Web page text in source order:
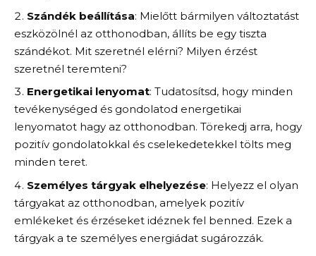
Szándék beállítása: Mielőtt bármilyen változtatást
eszközölnél az otthonodban, állíts be egy tiszta
szándékot. Mit szeretnél elérni? Milyen érzést
szeretnél teremteni?
Energetikai lenyomat: Tudatosítsd, hogy minden
tevékenységed és gondolatod energetikai
lenyomatot hagy az otthonodban. Törekedj arra, hogy
pozitív gondolatokkal és cselekedetekkel tölts meg
minden teret.
Személyes tárgyak elhelyezése: Helyezz el olyan
tárgyakat az otthonodban, amelyek pozitív
emlékeket és érzéseket idéznek fel benned. Ezek a
tárgyak a te személyes energiádat sugározzák.